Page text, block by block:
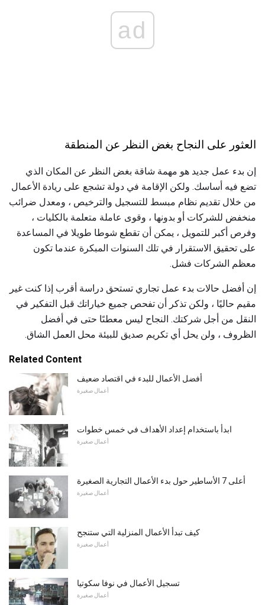
ad
العثور على النجاح بغض النظر عن المنطقة
إن بدء عمل جديد هو مهمة شاقة بغض النظر عن المكان الذي
تضع فيه أساسك. ولكن الإقامة في دولة تشجع على ريادة الأعمال
من خلال تقديم نظام مبسط للتسجيل والترخيص ، ومعدل ضرائب
منخفض للشركات أو بدونها ، وقوى عاملة متعلمة بالكليات ،
وفرص أكبر للتمويل ، يمكن أن تقطع شوطا طويلا في المساعدة
على تحقيق الاستقرار في تلك السنوات المبكرة عندما تكون
معظم الشركات فشل.
إن أفضل حالات بدء عمل تجاري تستحق دراسة أقرب إذا كنت غير
مقيم حاليًا ، ولكن تذكر أن تفحص جميع خياراتك قبل التفكير في
النقل من أجل شركتك. النجاح ليس معطىًا حتى في أفضل
الظروف ، ولن يحل أي تكريم صديق للبيئة محل العمل الشاق.
Related Content
أفضل الأعمال للبدء في اقتصاد ضعيف
أعمال صغيرة
ابدأ باستخدام إعداد الأهداف في خمس خطوات
أعمال صغيرة
أعلى 7 الأساطير حول بدء الأعمال التجارية الصغيرة
أعمال صغيرة
كيف تبدأ الأعمال المنزلية التي ستنجح
أعمال صغيرة
تسجيل الأعمال في نوفا سكوتيا
أعمال صغيرة